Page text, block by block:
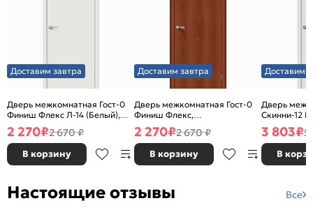
Доставим завтра
Дверь межкомнатная Гост-0
Финиш Флекс Л-14 (Белый),
глухая, каркасно-щитовая
2 270₽2 670 ₽
В корзину
Доставим завтра
Дверь межкомнатная Гост-0
Финиш Флекс,
Ламинированные Л-11
(ИталОрех), глухая, каркасно-
щитовая
2 270₽2 670 ₽
В корзину
Доставим
Дверь
Скинни-12
глухая,
3 803₽5
В
Настоящие отзывы Все